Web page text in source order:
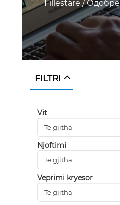
Fillestare/
FILTRI
Vit
Njoftimi
Veprimi kryesor